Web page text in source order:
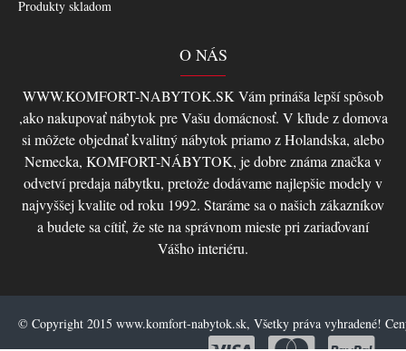
Produkty skladom
O NÁS
WWW.KOMFORT-NABYTOK.SK Vám prináša lepší spôsob
,ako nakupovať nábytok pre Vašu domácnosť. V kľude z domova
si môžete objednať kvalitný nábytok priamo z Holandska, alebo
Nemecka, KOMFORT-NÁBYTOK, je dobre známa značka v
odvetví predaja nábytku, pretože dodávame najlepšie modely v
najvyššej kvalite od roku 1992. Staráme sa o našich zákazníkov
a budete sa cítiť, že ste na správnom mieste pri zariaďovaní
Vášho interiéru.
© Copyright 2015 www.komfort-nabytok.sk, Všetky práva vyhradené!